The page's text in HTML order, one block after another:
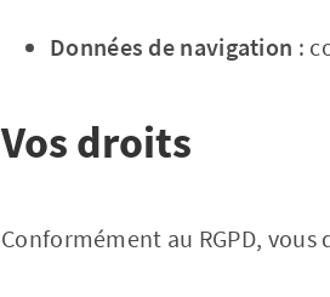
Données de navigation :
Vos droits
Conformément au RGPD,